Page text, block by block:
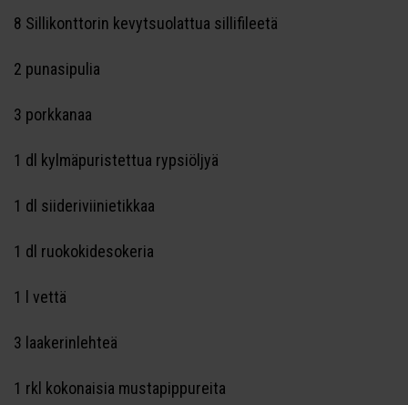
8 Sillikonttorin kevytsuolattua sillifileetä
2 punasipulia
3 porkkanaa
1 dl kylmäpuristettua rypsiöljyä
1 dl siideriviinietikkaa
1 dl ruokokidesokeria
1 l vettä
3 laakerinlehteä
1 rkl kokonaisia mustapippureita